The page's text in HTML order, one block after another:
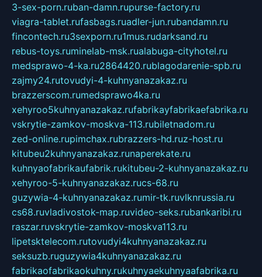
3-sex-porn.ruban-damn.rupurse-factory.ru
viagra-tablet.rufasbags.ruadler-jun.rubandamn.ru
fincontech.ru3sexporn.ru1mus.rudarksand.ru
rebus-toys.ruminelab-msk.rualabuga-cityhotel.ru
medsprawo-4-ka.ru2864420.rublagodarenie-spb.ru
zajmy24.rutovudyi-4-kuhnyanazakaz.ru
brazzerscom.rumedsprawo4ka.ru
xehyroo5kuhnyanazakaz.rufabrikayfabrikaefabrika.ru
vskrytie-zamkov-moskva-113.rubiletnadom.ru
zed-online.rupimchax.rubrazzers-hd.ruz-host.ru
kitubeu2kuhnyanazakaz.runaperekate.ru
kuhnyaofabrikaufabrik.rukitubeu-2-kuhnyanazakaz.ru
xehyroo-5-kuhnyanazakaz.rucs-68.ru
guzywia-4-kuhnyanazakaz.rumir-tk.ruvlknrussia.ru
cs68.ruvladivostok-map.ruvideo-seks.rubankaribi.ru
raszar.ruvskrytie-zamkov-moskva113.ru
lipetsktelecom.rutovudyi4kuhnyanazakaz.ru
seksuzb.ruguzywia4kuhnyanazakaz.ru
fabrikaofabrikaokuhny.rukuhnyaekuhnyaafabrika.ru